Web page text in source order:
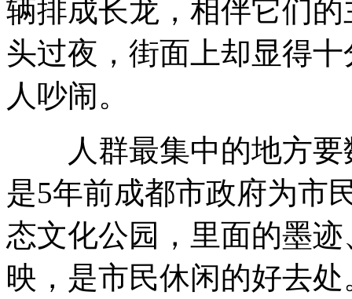
辆排成长龙，相伴它们
头过夜，街面上却显得
人吵闹。
人群最集中的地方要
是5年前成都市政府为市
态文化公园，里面的墨
映，是市民休闲的好去